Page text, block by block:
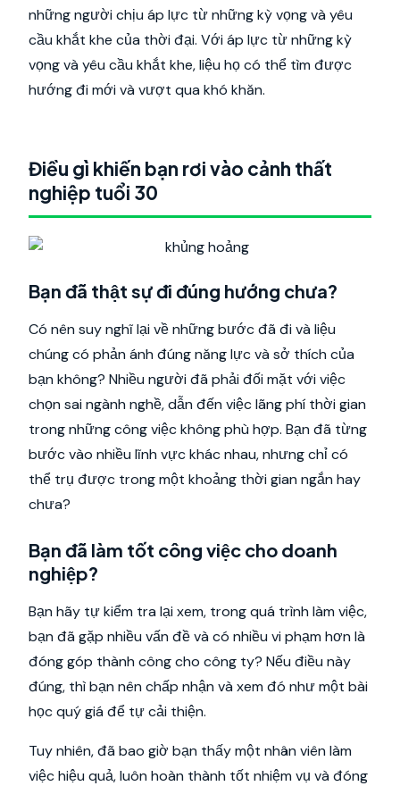
những người chịu áp lực từ những kỳ vọng và yêu
cầu khắt khe của thời đại. Với áp lực từ những kỳ
vọng và yêu cầu khắt khe, liệu họ có thể tìm được
hướng đi mới và vượt qua khó khăn.
Điều gì khiến bạn rơi vào cảnh thất
nghiệp tuổi 30
Bạn đã thật sự đi đúng hướng chưa?
Có nên suy nghĩ lại về những bước đã đi và liệu
chúng có phản ánh đúng năng lực và sở thích của
bạn không? Nhiều người đã phải đối mặt với việc
chọn sai ngành nghề, dẫn đến việc lãng phí thời gian
trong những công việc không phù hợp. Bạn đã từng
bước vào nhiều lĩnh vực khác nhau, nhưng chỉ có
thể trụ được trong một khoảng thời gian ngắn hay
chưa?
Bạn đã làm tốt công việc cho doanh
nghiệp?
Bạn hãy tự kiểm tra lại xem, trong quá trình làm việc,
bạn đã gặp nhiều vấn đề và có nhiều vi phạm hơn là
đóng góp thành công cho công ty? Nếu điều này
đúng, thì bạn nên chấp nhận và xem đó như một bài
học quý giá để tự cải thiện.
Tuy nhiên, đã bao giờ bạn thấy một nhân viên làm
việc hiệu quả, luôn hoàn thành tốt nhiệm vụ và đóng